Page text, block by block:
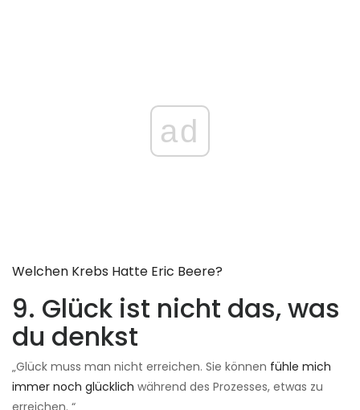
ad
Welchen Krebs Hatte Eric Beere?
9. Glück ist nicht das, was
du denkst
„Glück muss man nicht erreichen. Sie können fühle mich
immer noch glücklich während des Prozesses, etwas zu
erreichen. “